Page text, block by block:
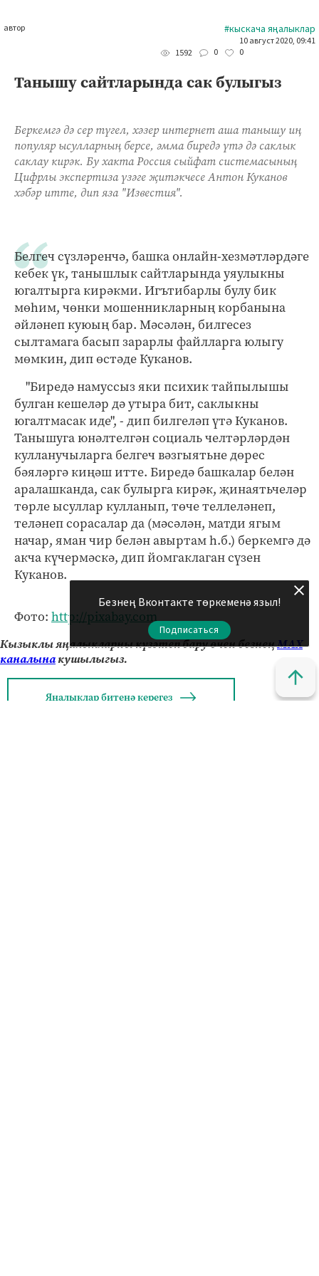
автор #кыскача яңалыклар
10 август 2020, 09:41
1592
0 0
Танышу сайтларында сак булыгыз
Беркемгә дә сер түгел, хәзер интернет аша танышу иң
популяр ысулларның берсе, әмма биредә үтә дә саклык
саклау кирәк. Бу хакта Россия сыйфат системасының
Цифрлы экспертиза үзәге җитәкчесе Антон Куканов
хәбәр итте, дип яза "Известия".
Белгеч сүзләренчә, башка онлайн-хезмәтләрдәге
кебек үк, танышлык сайтларында уяулыкны
югалтырга кирәкми. Игътибарлы булу бик
мөһим, чөнки мошенникларның корбанына
әйләнеп куюың бар. Мәсәлән, билгесез
сылтамага басып зарарлы файлларга юлыгу
мөмкин, дип өстәде Куканов.
"Биредә намуссыз яки психик тайпылышы
булган кешеләр дә утыра бит, саклыкны
югалтмасак иде", - дип билгеләп үтә Куканов.
Танышуга юнәлтелгән социаль челтәрләрдән
кулланучыларга белгеч вәзгыятьне дөрес
бәяләргә киңәш итте. Биредә башкалар белән
аралашканда, сак булырга кирәк, җинаятьчеләр
төрле ысуллар кулланып, төче теллеләнеп,
теләнеп сорасалар да (мәсәлән, матди ягым
начар, яман чир белән авыртам һ.б.) беркемгә дә
акча күчермәскә, дип йомгаклаган сүзен
Куканов.
Фото: http://pixabay.com
Кызыклы яңалыкларны күзәтеп бару өчен безнеңМАХ
каналынакушылыгыз.
Яңалыклар битенә керегез
Безнең Вконтакте төркеменә языл!
Подписаться